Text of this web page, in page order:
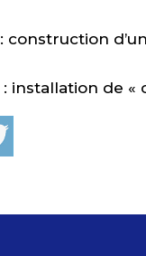
: construction
: installation de «